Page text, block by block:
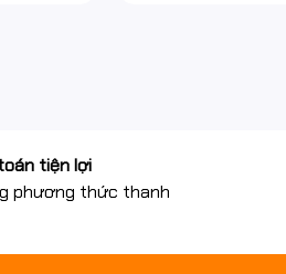
tiện lợi
phương thức thanh